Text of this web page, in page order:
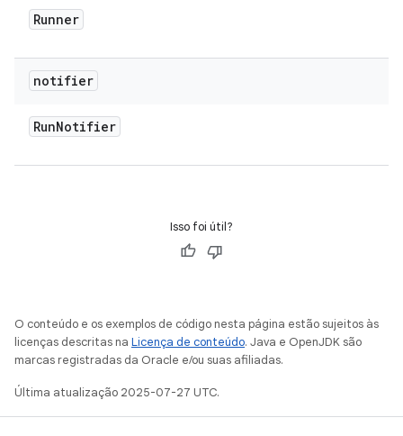
Runner
notifier
RunNotifier
Isso foi útil?
O conteúdo e os exemplos de código nesta página estão sujeitos às
licenças descritas na Licença de conteúdo. Java e OpenJDK são
marcas registradas da Oracle e/ou suas afiliadas.
Última atualização 2025-07-27 UTC.